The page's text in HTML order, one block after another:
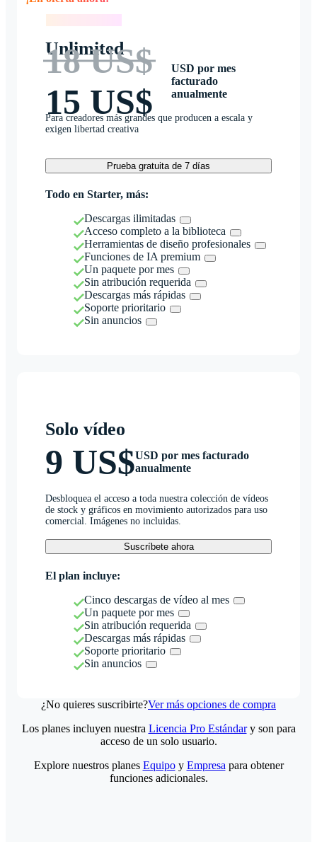
Unlimited
18 US$
15 US$
USD por mes
facturado
anualmente
Para creadores más grandes que producen a escala y
exigen libertad creativa
Prueba gratuita de 7 días
Todo en Starter, más:
Descargas ilimitadas
Acceso completo a la biblioteca
Herramientas de diseño profesionales
Funciones de IA premium
Un paquete por mes
Sin atribución requerida
Descargas más rápidas
Soporte prioritario
Sin anuncios
Solo vídeo
9 US$USD por mes facturado
anualmente
Desbloquea el acceso a toda nuestra colección de vídeos
de stock y gráficos en movimiento autorizados para uso
comercial. Imágenes no incluidas.
Suscríbete ahora
El plan incluye:
Cinco descargas de vídeo al mes
Un paquete por mes
Sin atribución requerida
Descargas más rápidas
Soporte prioritario
Sin anuncios
¿No quieres suscribirte?Ver más opciones de compra
Los planes incluyen nuestra Licencia Pro Estándary son para
acceso de un solo usuario.
Explore nuestros planes Equipoy Empresa para obtener
funciones adicionales.